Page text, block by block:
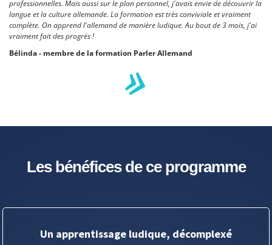
professionnelles. Mais aussi sur le plan personnel, j'avais envie de découvrir la
langue et la culture allemande. La formation est très conviviale et vraiment
complète. On apprend l'allemand de manière ludique. Au bout de 3 mois, j'ai
vraiment fait des progrès !
Bélinda - membre de la formation Parler Allemand
Les bénéfices de ce programme
Un apprentissage ludique, décomplexé